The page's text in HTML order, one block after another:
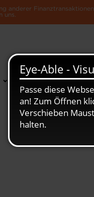
anderer
uns.
Suche
News &